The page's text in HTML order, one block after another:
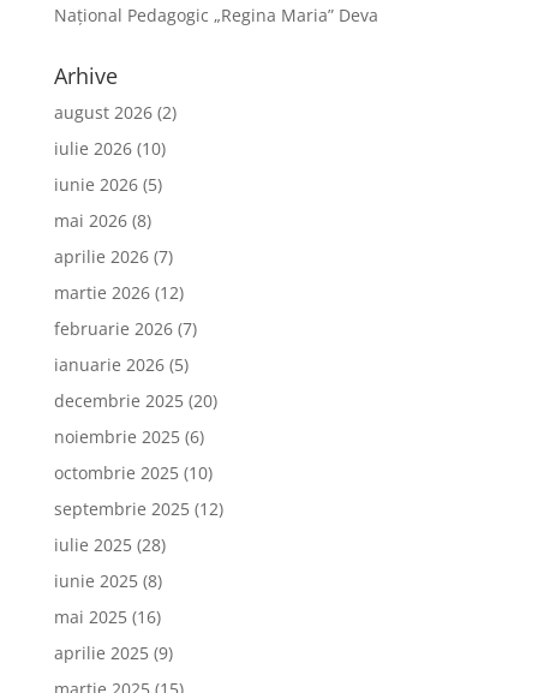
Național Pedagogic „Regina Maria” Deva
Arhive
august 2026(2)
iulie 2026(10)
iunie 2026(5)
mai 2026(8)
aprilie 2026(7)
martie 2026(12)
februarie 2026(7)
ianuarie 2026(5)
decembrie 2025(20)
noiembrie 2025(6)
octombrie 2025(10)
septembrie 2025(12)
iulie 2025(28)
iunie 2025(8)
mai 2025(16)
aprilie 2025(9)